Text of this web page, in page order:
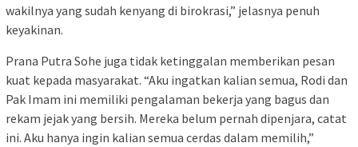
wakilnya yang sudah kenyang di birokrasi,” jelasnya penuh
keyakinan.
Prana Putra Sohe juga tidak ketinggalan memberikan pesan
kuat kepada masyarakat. “Aku ingatkan kalian semua, Rodi dan
Pak Imam ini memiliki pengalaman bekerja yang bagus dan
rekam jejak yang bersih. Mereka belum pernah dipenjara, catat
ini. Aku hanya ingin kalian semua cerdas dalam memilih,”